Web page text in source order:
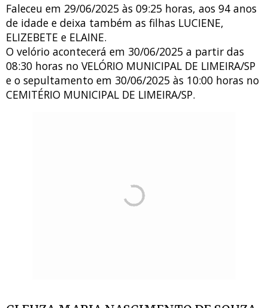
Faleceu em 29/06/2025 às 09:25 horas, aos 94 anos
de idade e deixa também as filhas LUCIENE,
ELIZEBETE e ELAINE.
O velório acontecerá em 30/06/2025 a partir das
08:30 horas no VELÓRIO MUNICIPAL DE LIMEIRA/SP
e o sepultamento em 30/06/2025 às 10:00 horas no
CEMITÉRIO MUNICIPAL DE LIMEIRA/SP.